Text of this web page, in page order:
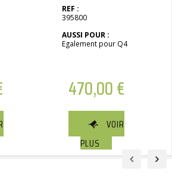
REF :
395800
AUSSI POUR :
Egalement pour Q4
470,00€
VOIR
PLUS